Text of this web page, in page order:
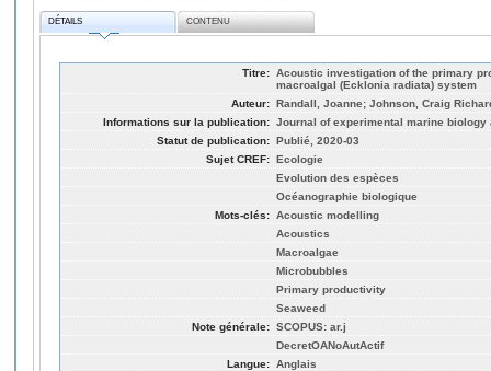
DÉTAILS CONTENU
Titre: Acoustic investigation of the primary
macroalgal (Ecklonia radiata) system
Auteur: Randall, Joanne; Johnson, Craig
Informations sur la publication: Journal of experimental marine biology
Statut de publication: Publié, 2020-03
Sujet CREF: Ecologie
Evolution des espèces
Océanographie biologique
Mots-clés: Acoustic modelling
Acoustics
Macroalgae
Microbubbles
Primary productivity
Seaweed
Note générale: SCOPUS: ar.j
DecretOANoAutActif
Langue: Anglais